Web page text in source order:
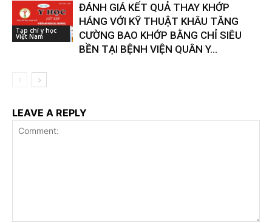
Tạp chí y học
Việt Nam
ĐÁNH GIÁ KẾT QUẢ THAY KHỚP
HÁNG VỚI KỸ THUẬT KHÂU TĂNG
CƯỜNG BAO KHỚP BẰNG CHỈ SIÊU
BỀN TẠI BỆNH VIỆN QUÂN Y...
LEAVE A REPLY